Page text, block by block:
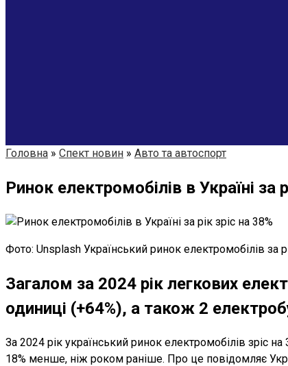
Головна » Спект новин » Авто та автоспорт
Ринок електромобілів в Україні за
Фото: Unsplash Український ринок електромобілів за
Загалом за 2024 рік легкових
одиниці (+64%), а також 2
За 2024 рік український ринок електромобілів зріс
18% менше, ніж роком раніше. Про це повідомляє